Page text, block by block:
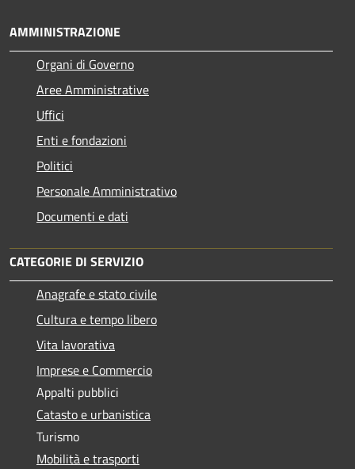
AMMINISTRAZIONE
Organi di Governo
Aree Amministrative
Uffici
Enti e fondazioni
Politici
Personale Amministrativo
Documenti e dati
CATEGORIE DI SERVIZIO
Anagrafe e stato civile
Cultura e tempo libero
Vita lavorativa
Imprese e Commercio
Appalti pubblici
Catasto e urbanistica
Turismo
Mobilità e trasporti